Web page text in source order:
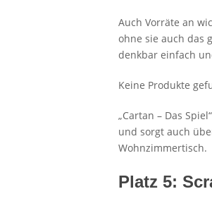
Auch Vorräte an
ohne sie auch das
denkbar einfach
Keine Produkte
„Cartan – Das
und sorgt auch
Wohnzimmertisch.
Platz 5: